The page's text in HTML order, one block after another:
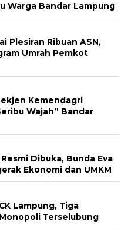
Warga Bandar Lampung
Plesiran Ribuan ASN,
Umrah Pemkot
Kemendagri
Wajah” Bandar
Dibuka, Bunda Eva
Ekonomi dan UMKM
Lampung, Tiga
Terselubung